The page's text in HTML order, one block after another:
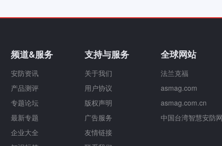
频道&服务
安防资讯
产品测评
专题论坛
最新专题
企业大全
支持与服务
关于我们
用户协议
版权声明
广告服务
友情链接
全球网站
法兰克福
asmag.com
asmag.com.cn
中国台湾智慧安防网